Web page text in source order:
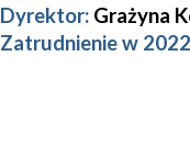
Dyrektor: Grażyna
Zatrudnienie w